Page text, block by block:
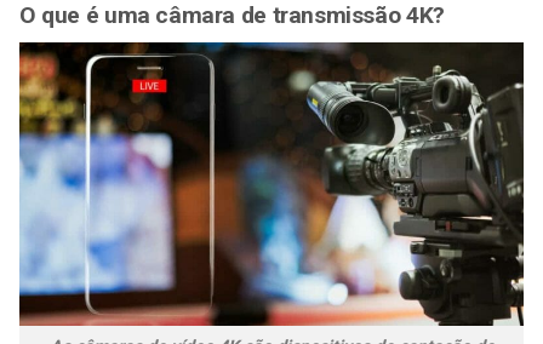
O que é uma câmara de transmissão 4K?